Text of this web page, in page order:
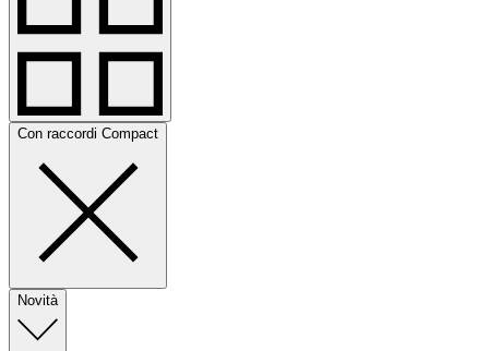
Con raccordi Compact
Novità